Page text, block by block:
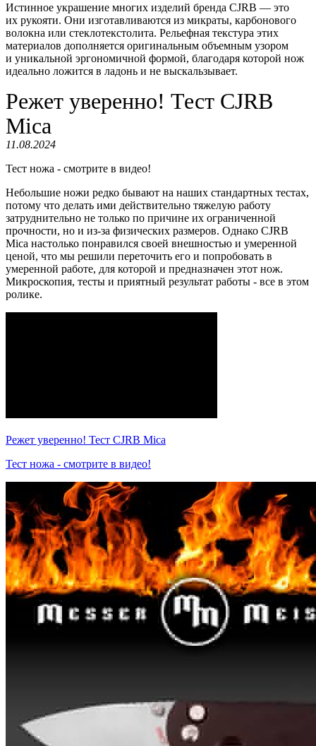
Истинное украшение многих изделий бренда CJRB — это
их рукояти. Они изготавливаются из микраты, карбонового
волокна или стеклотекстолита. Рельефная текстура этих
материалов дополняется оригинальным объемным узором
и уникальной эргономичной формой, благодаря которой нож
идеально ложится в ладонь и не выскальзывает.
Режет уверенно! Тест CJRB
Mica
11.08.2024
Тест ножа - смотрите в видео!
Небольшие ножи редко бывают на наших стандартных тестах,
потому что делать ими действительно тяжелую работу
затруднительно не только по причине их ограниченной
прочности, но и из-за физических размеров. Однако CJRB
Mica настолько понравился своей внешностью и умеренной
ценой, что мы решили переточить его и попробовать в
умеренной работе, для которой и предназначен этот нож.
Микроскопия, тесты и приятный результат работы - все в этом
ролике.
Режет уверенно! Тест CJRB Mica
Тест ножа - смотрите в видео!